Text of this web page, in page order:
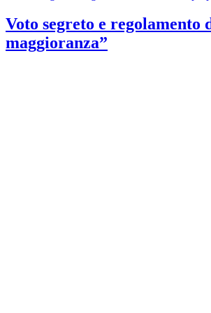
Voto segreto e regolamento
maggioranza”